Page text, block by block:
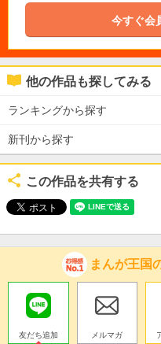
今すぐ会
他の作品も探してみる
ランキングから探す
新刊から探す
この作品を共有する
まんが王国
友だち追加
メルマガ